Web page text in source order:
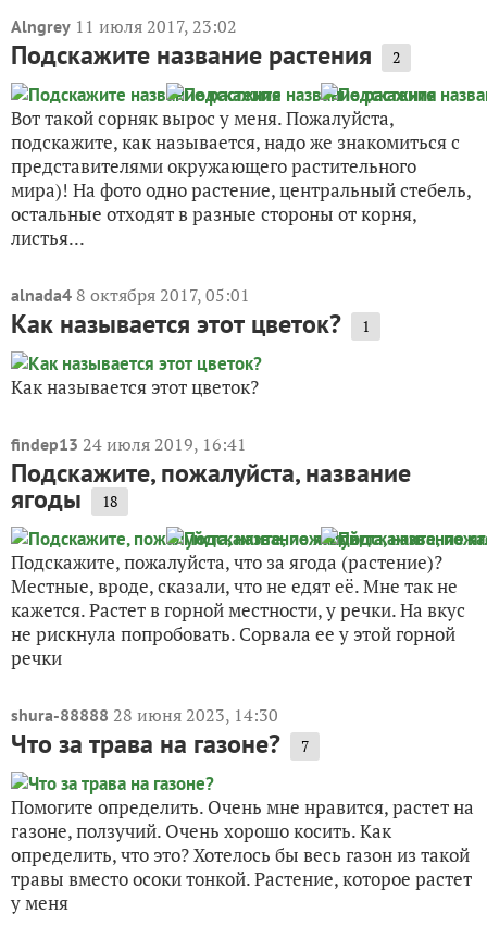
Alngrey 11 июля 2017, 23:02
Подскажите название растения 2
Вот такой сорняк вырос у меня. Пожалуйста,
подскажите, как называется, надо же знакомиться с
представителями окружающего растительного
мира)! На фото одно растение, центральный стебель,
остальные отходят в разные стороны от корня,
листья...
alnada4 8 октября 2017, 05:01
Как называется этот цветок? 1
Как называется этот цветок?
findep13 24 июля 2019, 16:41
Подскажите, пожалуйста, название
ягоды 18
Подскажите, пожалуйста, что за ягода (растение)?
Местные, вроде, сказали, что не едят её. Мне так не
кажется. Растет в горной местности, у речки. На вкус
не рискнула попробовать. Сорвала ее у этой горной
речки
shura-88888 28 июня 2023, 14:30
Что за трава на газоне? 7
Помогите определить. Очень мне нравится, растет на
газоне, ползучий. Очень хорошо косить. Как
определить, что это? Хотелось бы весь газон из такой
травы вместо осоки тонкой. Растение, которое растет
у меня